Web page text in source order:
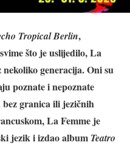
Tropical Berlin,
što je uslijedilo, La
generacija. Oni su
poznate i nepoznate
bez granica ili jezičnih
La Femme je
jezik i izdao album Teatro